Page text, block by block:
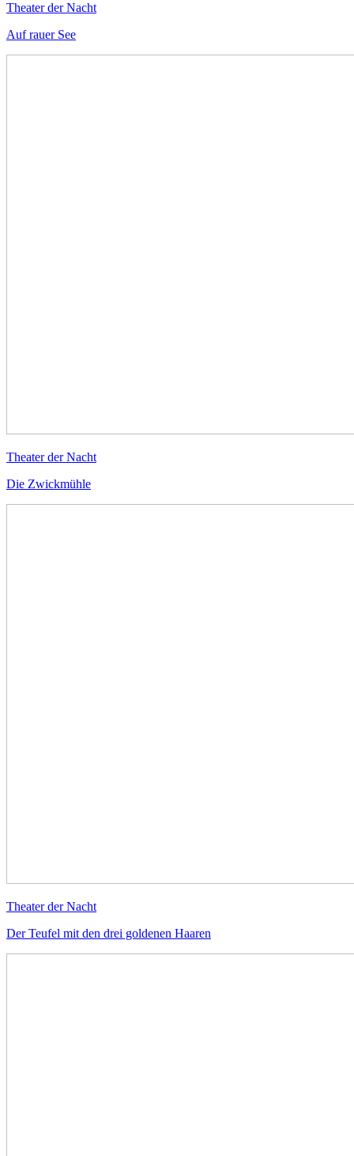
Theater der Nacht
Auf rauer See
Theater der Nacht
Die Zwickmühle
Theater der Nacht
Der Teufel mit den drei goldenen Haaren